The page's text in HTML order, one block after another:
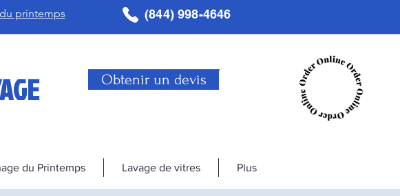
printemps (844) 998-4646
Obtenir un devis
du Printemps Lavage de vitres Plus